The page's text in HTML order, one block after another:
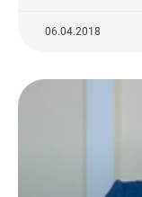
06.04.2018